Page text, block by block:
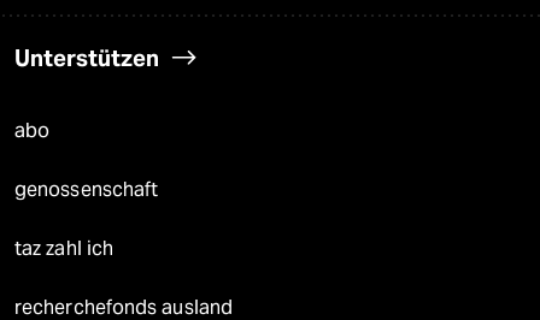
Unterstützen
abo
genossenschaft
taz zahl ich
recherchefonds ausland